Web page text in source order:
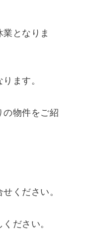
となりま
ます。
の物件をご紹
ください。
ださい。